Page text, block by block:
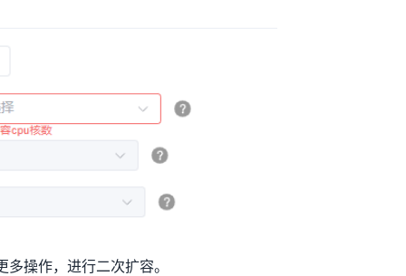
操作，进行二次扩容。